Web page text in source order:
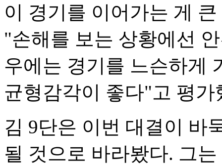
이 경기를 이어가는 게
"손해를 보는 상황에선
우에는 경기를 느슨하게
균형감각이 좋다"고 평가
김 9단은 이번 대결이 바
될 것으로 바라봤다. 그